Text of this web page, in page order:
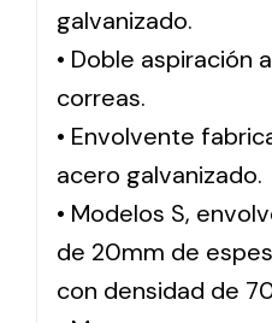
galvanizado.
• Doble aspiración
correas.
• Envolvente
acero galvanizado.
• Modelos S,
de 20mm de
con densidad de